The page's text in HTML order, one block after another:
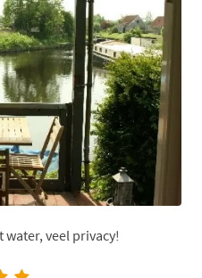
veel privacy!